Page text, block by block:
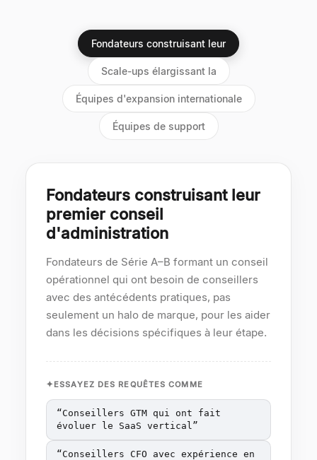
Fondateurs construisant leur
Scale-ups élargissant la
Équipes d'expansion internationale
Équipes de support
Fondateurs construisant leur
premier conseil
d'administration
Fondateurs de Série A–B formant un conseil
opérationnel qui ont besoin de conseillers
avec des antécédents pratiques, pas
seulement un halo de marque, pour les aider
dans les décisions spécifiques à leur étape.
ESSAYEZ DES REQUÊTES COMME
“Conseillers GTM qui ont fait
évoluer le SaaS vertical”
“Conseillers CFO avec expérience en